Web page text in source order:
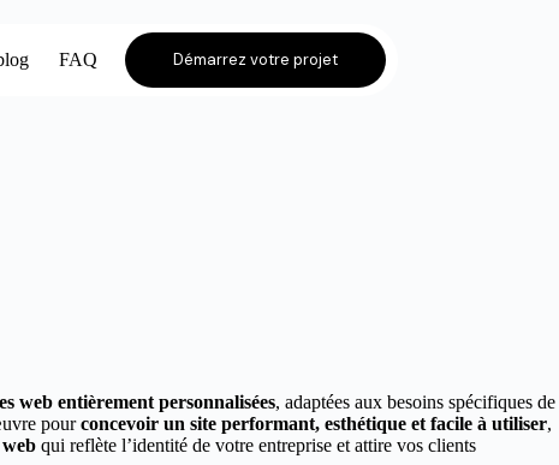
FAQ Démarrez votre projet
web entièrement personnalisées, adaptées aux besoins spécifiques de
pourconcevoir un site performant, esthétique et facile à utiliser,
qui reflète l’identité de votre entreprise et attire vos clients